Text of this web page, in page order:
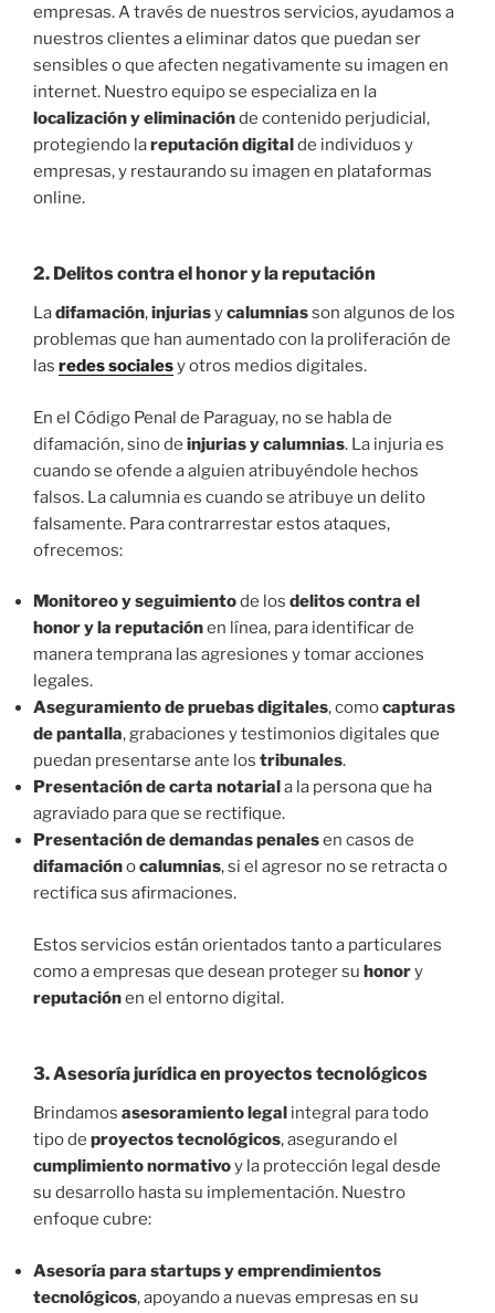
empresas. A través de nuestros servicios, ayudamos a
nuestros clientes a eliminar datos que puedan ser
sensibles o que afecten negativamente su imagen en
internet. Nuestro equipo se especializa en la
localización y eliminaciónde contenido perjudicial,
protegiendo lareputación digitalde individuos y
empresas, y restaurando su imagen en plataformas
online.
2. Delitos contra el honor y la reputación
Ladifamación,injuriasycalumniasson algunos de los
problemas que han aumentado con la proliferación de
las redes socialesy otros medios digitales.
En el Código Penal de Paraguay, no se habla de
difamación, sino de injurias y calumnias. La injuria es
cuando se ofende a alguien atribuyéndole hechos
falsos. La calumnia es cuando se atribuye un delito
falsamente. Para contrarrestar estos ataques,
ofrecemos:
Monitoreo y seguimientode los delitos contra el
honor y la reputaciónen línea, para identificar de
manera temprana las agresiones y tomar acciones
legales.
Aseguramiento de pruebas digitales, comocapturas
de pantalla, grabaciones y testimonios digitales que
puedan presentarse ante los tribunales.
Presentación de carta notarial a la persona que ha
agraviado para que se rectifique.
Presentación de demandas penalesen casos de
difamaciónocalumnias, si el agresor no se retracta o
rectifica sus afirmaciones.
Estos servicios están orientados tanto a particulares
como a empresas que desean proteger su honory
reputaciónen el entorno digital.
3.Asesoría jurídica en proyectos tecnológicos
Brindamos asesoramiento legal integral para todo
tipo de proyectos tecnológicos, asegurando el
cumplimiento normativoy la protección legal desde
su desarrollo hasta su implementación. Nuestro
enfoque cubre:
Asesoría para startups y emprendimientos
tecnológicos, apoyando a nuevas empresas en su